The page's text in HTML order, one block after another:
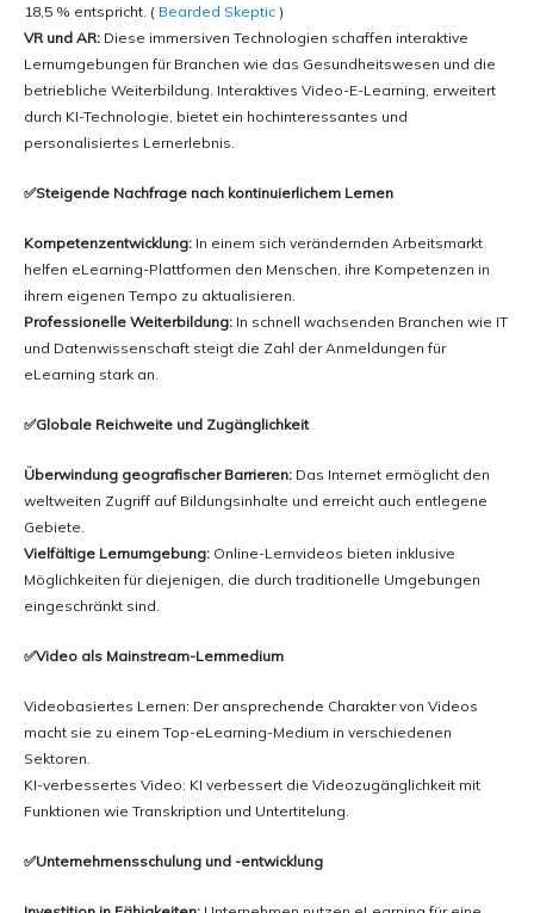
18,5 % entspricht. ( Bearded Skeptic )
VR und AR: Diese immersiven Technologien schaffen interaktive
Lernumgebungen für Branchen wie das Gesundheitswesen und die
betriebliche Weiterbildung. Interaktives Video-E-Learning, erweitert
durch KI-Technologie, bietet ein hochinteressantes und
personalisiertes Lernerlebnis.
✅Steigende Nachfrage nach kontinuierlichem Lernen
Kompetenzentwicklung: In einem sich verändernden Arbeitsmarkt
helfen eLearning-Plattformen den Menschen, ihre Kompetenzen in
ihrem eigenen Tempo zu aktualisieren.
Professionelle Weiterbildung: In schnell wachsenden Branchen wie IT
und Datenwissenschaft steigt die Zahl der Anmeldungen für
eLearning stark an.
✅Globale Reichweite und Zugänglichkeit
Überwindung geografischer Barrieren: Das Internet ermöglicht den
weltweiten Zugriff auf Bildungsinhalte und erreicht auch entlegene
Gebiete.
Vielfältige Lernumgebung: Online-Lernvideos bieten inklusive
Möglichkeiten für diejenigen, die durch traditionelle Umgebungen
eingeschränkt sind.
✅Video als Mainstream-Lernmedium
Videobasiertes Lernen: Der ansprechende Charakter von Videos
macht sie zu einem Top-eLearning-Medium in verschiedenen
Sektoren.
KI-verbessertes Video: KI verbessert die Videozugänglichkeit mit
Funktionen wie Transkription und Untertitelung.
✅Unternehmensschulung und -entwicklung